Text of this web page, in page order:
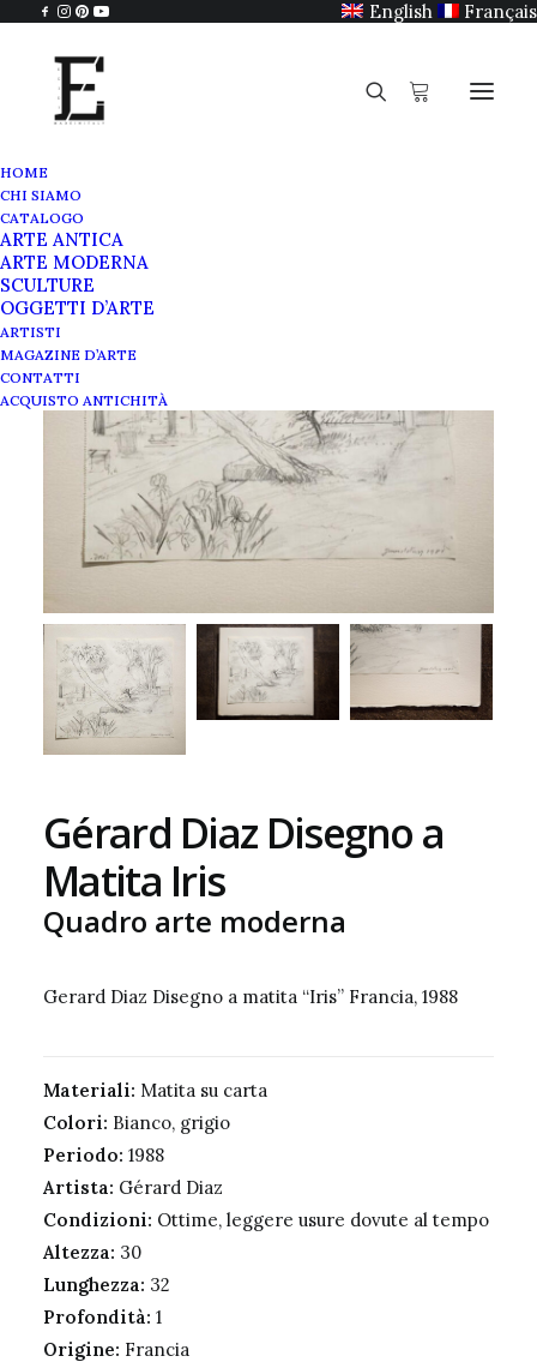
English Français
HOME
CHI SIAMO
CATALOGO
ARTE ANTICA
ARTE MODERNA
SCULTURE
OGGETTI D’ARTE
ARTISTI
MAGAZINE D’ARTE
CONTATTI
ACQUISTO ANTICHITÀ
Gérard Diaz Disegno a
Matita Iris
Quadro arte moderna
Gerard Diaz Disegno a matita “Iris” Francia, 1988
Materiali: Matita su carta
Colori: Bianco, grigio
Periodo: 1988
Artista: Gérard Diaz
Condizioni: Ottime, leggere usure dovute al tempo
Altezza: 30
Lunghezza: 32
Profondità: 1
Origine: Francia